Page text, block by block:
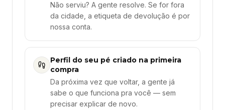
Não serviu? A gente resolve. Se for fora
da cidade, a etiqueta de devolução é por
nossa conta.
Perfil do seu pé criado na primeira
compra
Da próxima vez que voltar, a gente já
sabe o que funciona pra você — sem
precisar explicar de novo.